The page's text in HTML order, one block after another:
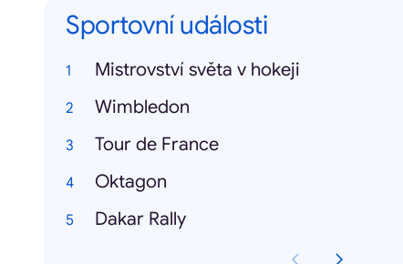
Sportovní události
Mistrovství světa v hokeji
Wimbledon
Tour de France
Oktagon
Dakar Rally